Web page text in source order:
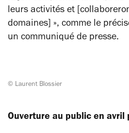
leurs activités et
domaines] », comme le
un communiqué de presse.
© Laurent Blossier
Ouverture au public en avril